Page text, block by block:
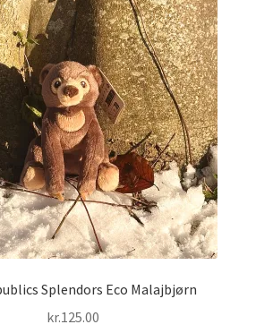
Splendors Eco Malajbjørn
kr.125.00